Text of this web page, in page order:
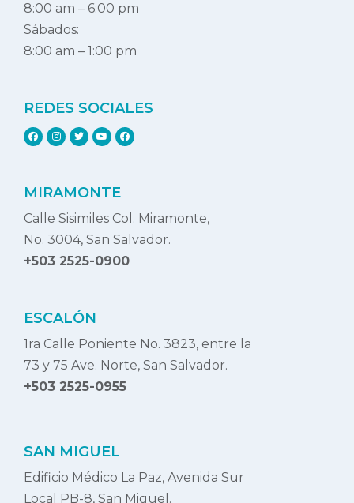
MIRAMONTE
Calle Sisimiles Col. Miramonte,
No. 3004, San Salvador.
+503 2525-0900
ESCALÓN
1ra Calle Poniente No. 3823, entre la
73 y 75 Ave. Norte, San Salvador.
+503 2525-0955
SAN MIGUEL
Edificio Médico La Paz, Avenida Sur
Local PB-8, San Miguel.
8:00 am – 6:00 pm
Sábados:
8:00 am – 1:00 pm
REDES SOCIALES